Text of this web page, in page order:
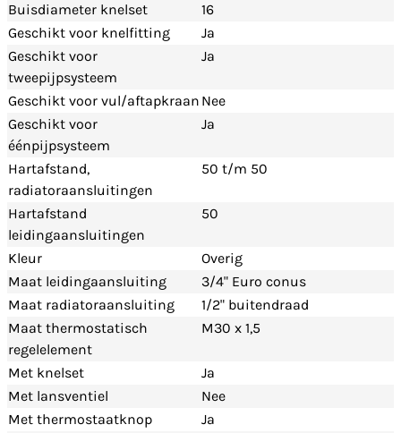
Buisdiameter knelset
16
Geschikt voor knelfitting
Ja
Geschikt voor
tweepijpsysteem
Ja
Geschikt voor vul/aftapkraan Nee
Geschikt voor
éénpijpsysteem
Ja
Hartafstand,
radiatoraansluitingen
50 t/m 50
Hartafstand
leidingaansluitingen
50
Kleur
Overig
Maat leidingaansluiting
3/4" Euro conus
Maat radiatoraansluiting
1/2" buitendraad
Maat thermostatisch
regelelement
M30 x 1,5
Met knelset
Ja
Met lansventiel
Nee
Met thermostaatknop
Ja